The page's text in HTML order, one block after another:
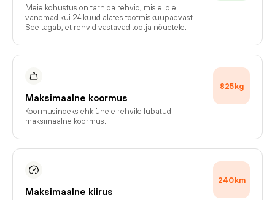
Meie kohustus on tarnida rehvid, mis ei ole
vanemad kui 24 kuud alates tootmiskuupäevast.
See tagab, et rehvid vastavad tootja nõuetele.
Maksimaalne koormus
Koormusindeks ehk ühele rehvile lubatud
maksimaalne koormus.
825kg
Maksimaalne kiirus
240km